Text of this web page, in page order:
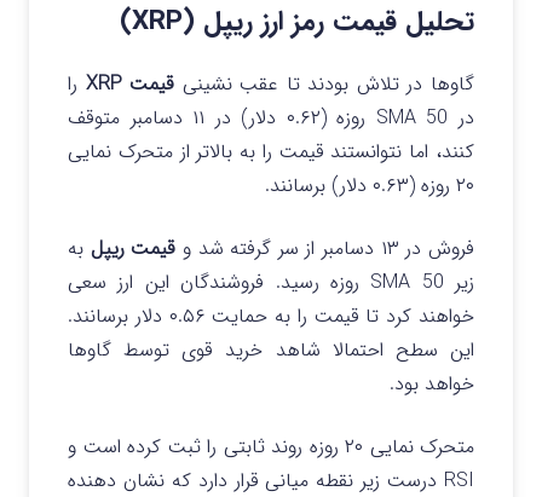
تحلیل قیمت رمز ارز ریپل (XRP)
گاوها در تلاش بودند تا عقب نشینی قیمت XRP
را
در SMA 50 روزه (۰.۶۲ دلار) در ۱۱ دسامبر متوقف
کنند، اما نتوانستند قیمت را به بالاتر از متحرک نمایی
۲۰ روزه (۰.۶۳ دلار) برسانند.
فروش در ۱۳ دسامبر از سر گرفته شد و قیمت ریپل به
زیر SMA 50 روزه رسید. فروشندگان این ارز سعی
خواهند کرد تا قیمت را به حمایت ۰.۵۶ دلار برسانند.
این سطح احتمالا شاهد خرید قوی توسط گاوها
خواهد بود.
متحرک نمایی ۲۰ روزه روند ثابتی را ثبت کرده است و
RSI درست زیر نقطه میانی قرار دارد که نشان دهنده